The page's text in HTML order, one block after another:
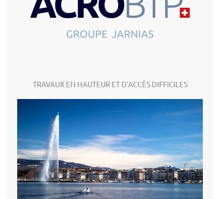
TRAVAUX EN HAUTEUR ET D'ACCÈS DIFFICILES